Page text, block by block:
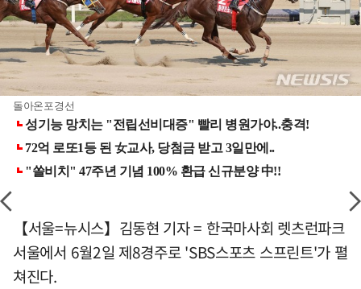
돌아온포경선
【서울=뉴시스】김동현 기자 = 한국마사회 렛츠런파크
서울에서 6월2일 제8경주로 'SBS스포츠 스프린트'가 펼
쳐진다.